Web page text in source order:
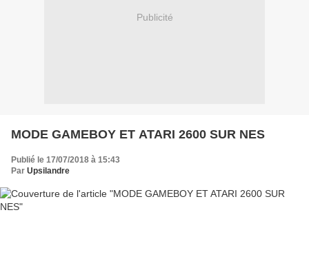
Publicité
MODE GAMEBOY ET ATARI 2600 SUR NES
Publié le 17/07/2018 à 15:43
Par Upsilandre